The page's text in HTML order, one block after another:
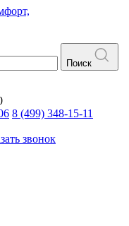
Поиск
8 (499) 348-15-11
звонок